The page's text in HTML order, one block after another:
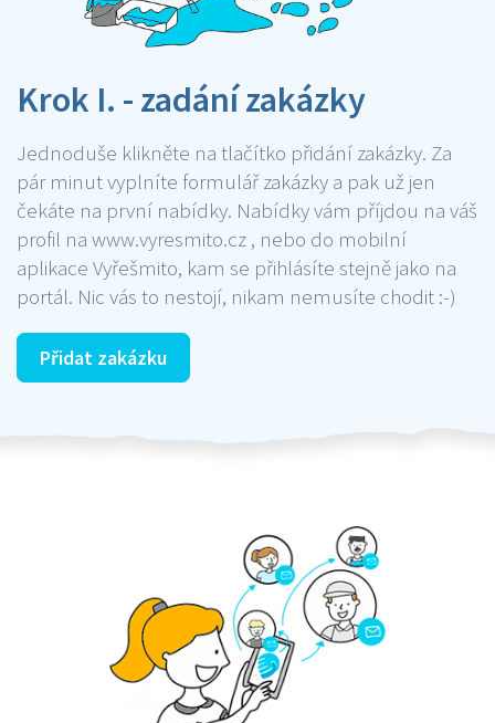
Krok I. - zadání zakázky
Jednoduše klikněte na tlačítko přidání zakázky. Za
pár minut vyplníte formulář zakázky a pak už jen
čekáte na první nabídky. Nabídky vám příjdou na váš
profil na www.vyresmito.cz , nebo do mobilní
aplikace Vyřešmito, kam se přihlásíte stejně jako na
portál. Nic vás to nestojí, nikam nemusíte chodit :-)
Přidat zakázku